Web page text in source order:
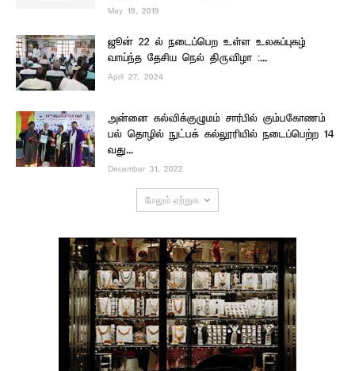
May 19, 2019
ஜூன் 22 ல் நடைப்பெற உள்ள உலகப்புகழ்
வாய்ந்த தேசிய நெல் திருவிழா :...
April 27, 2024
அன்னை கல்விக்குழுமம் சார்பில் கும்பகோணம்
பல் தொழில் நுட்பக் கல்லூரியில் நடைப்பெற்ற 14
வது...
December 31, 2022
மேலும் ஏற்றுக